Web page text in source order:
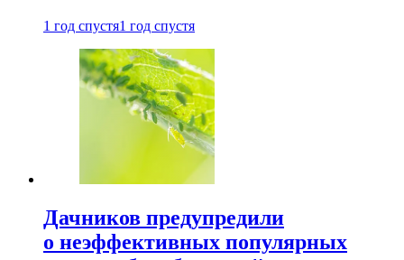
1 год спустя1 год спустя
Дачников предупредили
о неэффективных популярных